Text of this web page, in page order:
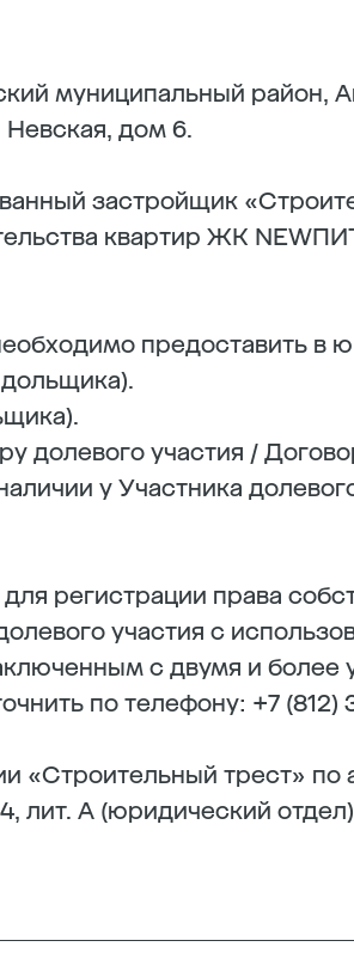
муниципальный район,
Невская, дом 6.
застройщик
квартир ЖК
предоставить в
долевого участия /
у Участника
регистрации права
участия с
с двумя и более
по телефону: +7 (812)
«Строительный трест» по
лит. А (юридический